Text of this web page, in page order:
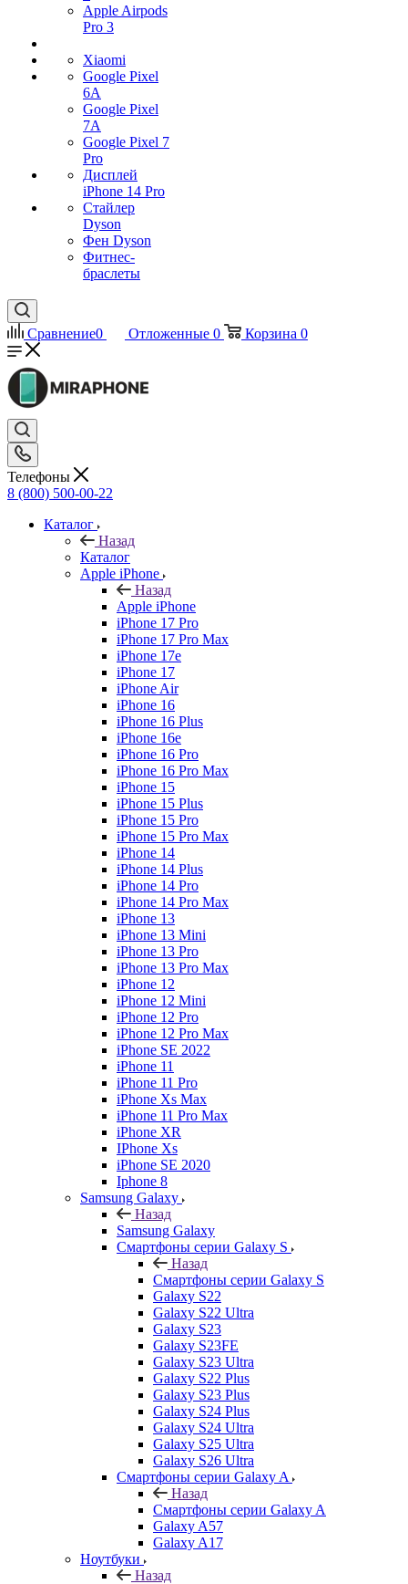
Apple Airpods
Pro 3
Xiaomi
Google Pixel
6A
Google Pixel
7А
Google Pixel 7
Pro
Дисплей
iPhone 14 Pro
Стайлер
Dyson
Фен Dyson
Фитнес-
браслеты
Сравнение0 Отложенные 0 Корзина 0
Телефоны
8 (800) 500-00-22
Каталог
Назад
Каталог
Apple iPhone
Назад
Apple iPhone
iPhone 17 Pro
iPhone 17 Pro Max
iPhone 17e
iPhone 17
iPhone Air
iPhone 16
iPhone 16 Plus
iPhone 16e
iPhone 16 Pro
iPhone 16 Pro Max
iPhone 15
iPhone 15 Plus
iPhone 15 Pro
iPhone 15 Pro Max
iPhone 14
iPhone 14 Plus
iPhone 14 Pro
iPhone 14 Pro Max
iPhone 13
iPhone 13 Mini
iPhone 13 Pro
iPhone 13 Pro Max
iPhone 12
iPhone 12 Mini
iPhone 12 Pro
iPhone 12 Pro Max
iPhone SE 2022
iPhone 11
iPhone 11 Pro
iPhone Xs Max
iPhone 11 Pro Max
iPhone XR
IPhone Xs
iPhone SE 2020
Iphone 8
Samsung Galaxy
Назад
Samsung Galaxy
Смартфоны серии Galaxy S
Назад
Смартфоны серии Galaxy S
Galaxy S22
Galaxy S22 Ultra
Galaxy S23
Galaxy S23FE
Galaxy S23 Ultra
Galaxy S22 Plus
Galaxy S23 Plus
Galaxy S24 Plus
Galaxy S24 Ultra
Galaxy S25 Ultra
Galaxy S26 Ultra
Смартфоны серии Galaxy A
Назад
Смартфоны серии Galaxy A
Galaxy A57
Galaxy A17
Ноутбуки
Назад